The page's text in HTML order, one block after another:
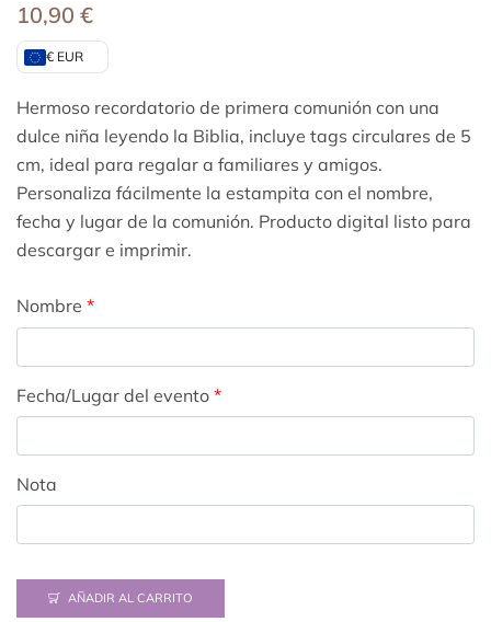
10,90 €
€ EUR
Hermoso recordatorio de primera comunión con una
dulce niña leyendo la Biblia, incluye tags circulares de 5
cm, ideal para regalar a familiares y amigos.
Personaliza fácilmente la estampita con el nombre,
fecha y lugar de la comunión. Producto digital listo para
descargar e imprimir.
Nombre *
Fecha/Lugar del evento *
Nota
AÑADIR AL CARRITO